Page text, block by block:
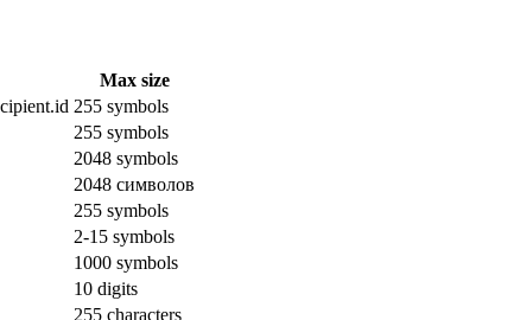
Max size
255 symbols
255 symbols
2048 symbols
2048 символов
255 symbols
2-15 symbols
1000 symbols
10 digits
255 characters